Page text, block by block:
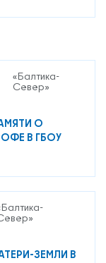
«Балтика-
Север»
О
В ГБОУ
ЗЕМЛИ В